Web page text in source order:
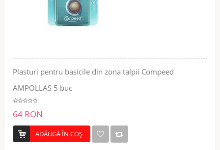
Plasturi pentru basicile din zona talpii Compeed
AMPOLLAS 5 buc
64 RON
ADĂUGĂ ÎN COŞ